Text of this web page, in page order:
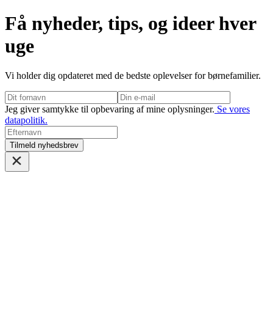
Få nyheder, tips, og ideer hver
uge
Vi holder dig opdateret med de bedste oplevelser for børnefamilier.
Jeg giver samtykke til opbevaring af mine oplysninger. Se vores
datapolitik.
Tilmeld nyhedsbrev